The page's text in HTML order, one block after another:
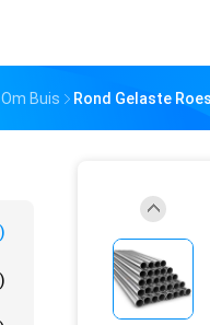
Buis Rond Gelaste